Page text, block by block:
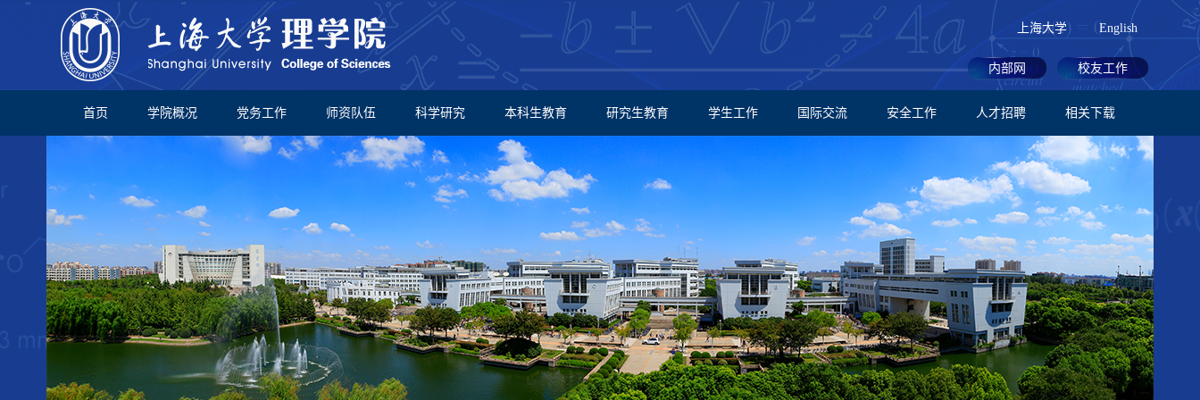
上海大学 English
内部网 校友工作
首页 学院概况 党务工作 师资队伍 科学研究 本科生教育 研究生教育 学生工作 国际交流 安全工作 人才招聘 相关下载